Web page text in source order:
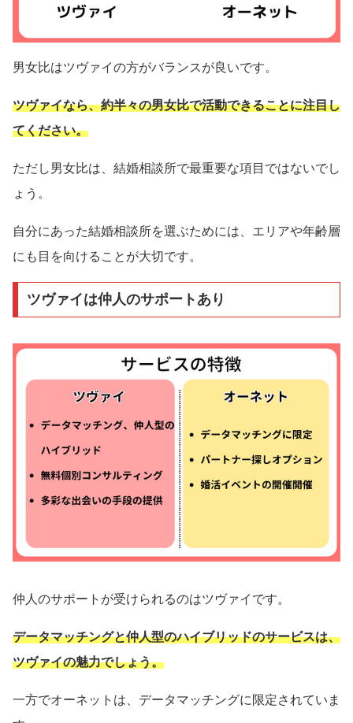
男女比はツヴァイの方がバランスが良いです。
ツヴァイなら、約半々の男女比で活動できることに注目し
てください。
ただし男女比は、結婚相談所で最重要な項目ではないでし
ょう。
自分にあった結婚相談所を選ぶためには、エリアや年齢層
にも目を向けることが大切です。
ツヴァイは仲人のサポートあり
仲人のサポートが受けられるのはツヴァイです。
データマッチングと仲人型のハイブリッドのサービスは、
ツヴァイの魅力でしょう。
一方でオーネットは、データマッチングに限定されていま